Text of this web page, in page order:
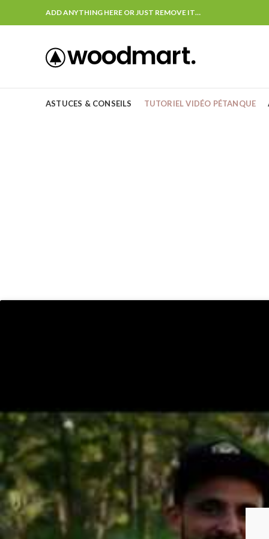
ADD ANYTHING HERE OR JUST REMOVE IT…
ASTUCES & CONSEILS TUTORIEL VIDÉO PÉTANQUE